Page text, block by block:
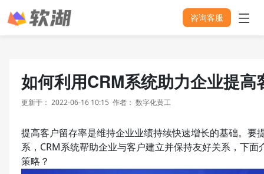
咨询客服
如何利用CRM系统助力企业提高
更新于： 2022-06-16 10:15 作者： 数字化黄工
提高客户留存率是维持企业业绩持续快速增长的基础。要
系，CRM系统帮助企业与客户建立并保持友好关系，下
策略？